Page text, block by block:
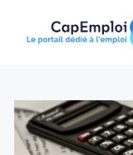
content